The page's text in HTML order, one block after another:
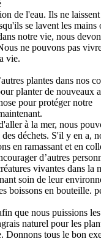
de l'eau. Ils ne laissent
se lavent les mains
notre vie, nous
ne pouvons pas
vie.
plantes dans nos
planter de nouveaux
pour protéger notre
à la mer, nous
déchets. S'il y en a,
en ramassant et en
d’autres
vivantes dans la
soin de leur
boissons en bouteille.
que nous puissions les
naturel pour les
Donnons tous le bon